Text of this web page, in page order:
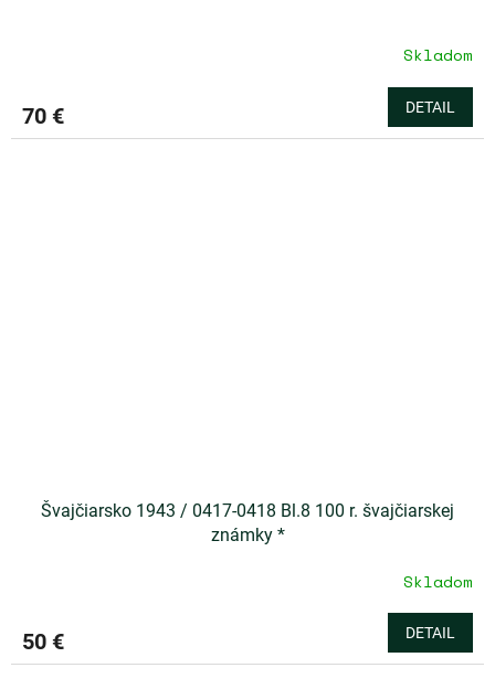
Skladom
70 € DETAIL
Švajčiarsko 1943 / 0417-0418 Bl.8 100 r. švajčiarskej
známky *
Skladom
50 € DETAIL